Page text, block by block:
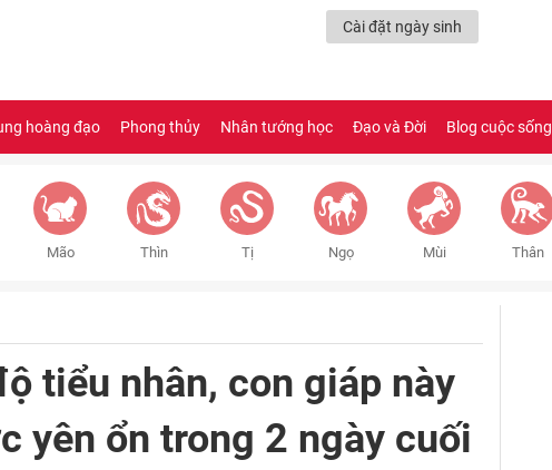
Cài đặt ngày sinh
hoàng đạo Phong thủy Nhân tướng học Đạo và Đời Blog cuộc sống
Mão Thìn Tị Ngọ Mùi Thân
tiểu nhân, con giáp này
yên ổn trong 2 ngày cuối